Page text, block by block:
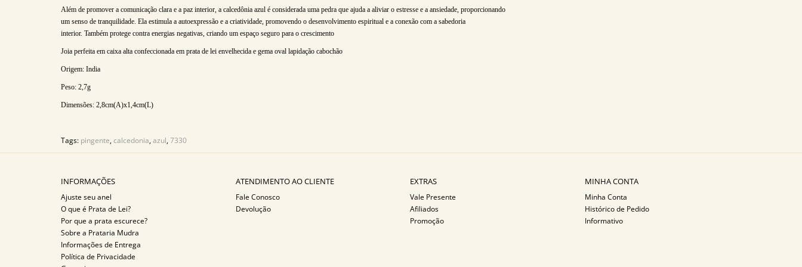
Além de promover a comunicação clara e a paz interior, a calcedônia azul é considerada uma pedra que ajuda a aliviar o estresse e a ansiedade, proporcionando
um senso de tranquilidade. Ela estimula a autoexpressão e a criatividade, promovendo o desenvolvimento espiritual e a conexão com a sabedoria
interior. Também protege contra energias negativas, criando um espaço seguro para o crescimento
Joia perfeita em caixa alta confeccionada em prata de lei envelhecida e gema oval lapidação cabochão
Origem: India
Peso: 2,7g
Dimensões: 2,8cm(A)x1,4cm(L)
Tags: pingente,calcedonia,azul,7330
INFORMAÇÕES
Ajuste seu anel
O que é Prata de Lei?
Por que a prata escurece?
Sobre a Prataria Mudra
Informações de Entrega
Política de Privacidade
ATENDIMENTO AO CLIENTE
Fale Conosco
Devolução
EXTRAS
Vale Presente
Afiliados
Promoção
MINHA CONTA
Minha Conta
Histórico de Pedido
Informativo